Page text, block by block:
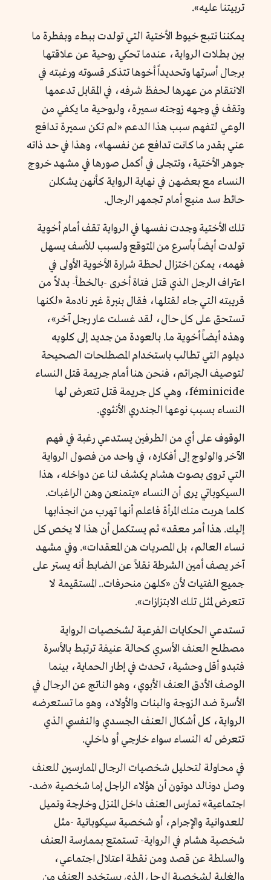
تربيتنا عليه».
يمكننا تتبع خيوط الأختية التي تولدت ببطء وبفطرة ما
بين بطلات الرواية، عندما تحكي روحية عن علاقتها
برجال أسرتها وتحديداً أخوها تتذكر قسوته ورغبته في
الانتقام من عهرها لحفظ شرفه، في المقابل تدعمها
وتقف في وجهه زوجته سميرة، ولروحية ما يكفي من
الوعي لتفهم سبب هذا الدعم «لم تكن سميرة تدافع
عني بقدر ما كانت تدافع عن نفسها»، وهذا في حد ذاته
جوهر الأختية، وتتجلى في أكمل صورها في مشهد خروج
النساء مع بعضهن في نهاية الرواية كأنهن يشكلن
حائط سد منيع أمام تجمهر الرجال.
تلك الأختية وجدت نفسها في الرواية تقف أمام أخوية
تولدت أيضاً بأسرع من المتوقع ولسبب للأسف يسهل
فهمه، يمكن اختزال لحظة شرارة الأخوية الأولى في
اعتراف الرجل الذي قتل فتاة أخرى -بالخطأ- بدلاً من
قريبته التي جاء لقتلها، فقال بنبرة غير نادمة «لكنها
تستحق على كل حال، لقد غسلت عار رجل آخر»،
وهذه أيضاً أخوية ما. بالعودة من جديد إلى كلويه
ديلوم التي تطالب باستخدام المصطلحات الصحيحة
لتوصيف الجرائم، فنحن هنا أمام جريمة قتل النساء
féminicide، وهي كل جريمة قتل تتعرض لها
النساء بسبب نوعها الجندري الأنثوي.
الوقوف على أي من الطرفين يستدعي رغبة في فهم
الآخر والولوج إلى أفكاره، في واحد من فصول الرواية
التي تروى بصوت هشام يكشف لنا عن دواخله، هذا
السيكوباتي يرى أن النساء «يتمنعن وهن الراغبات.
كلما هربت منك المرأة فاعلم أنها تهرب من انجذابها
إليك. هذا أمر معقد» ثم يستكمل أن هذا لا يخص كل
نساء العالم، بل المصريات هن المعقدات». وفي مشهد
آخر يصف أمين الشرطة نقلاً عن الضابط أنه يستر على
جميع الفتيات لأن «كلهن منحرفات.. المستقيمة لا
تتعرض لمثل تلك الابتزازات».
تستدعي الحكايات الفرعية لشخصيات الرواية
مصطلح العنف الأسري كحالة عنيفة ترتبط بالأسرة
فتبدو أقل وحشية، تحدث في إطار الحماية، بينما
الوصف الأدق العنف الأبوي، وهو الناتج عن الرجال في
الأسرة ضد الزوجة والبنات والأولاد، وهو ما تستعرضه
الرواية، كل أشكال العنف الجسدي والنفسي الذي
تتعرض له النساء سواء خارجي أو داخلي.
في محاولة لتحليل شخصيات الرجال الممارسين للعنف
وصل دونالد دوتون أن هؤلاء الراجل إما شخصية «ضد-
اجتماعية» تمارس العنف داخل المنزل وخارجة وتميل
للعدوانية والإجرام، أو شخصية سيكوباتية -مثل
شخصية هشام في الرواية- تستمتع بممارسة العنف
والسلطة عن قصد ومن نقطة اعتلال اجتماعي،